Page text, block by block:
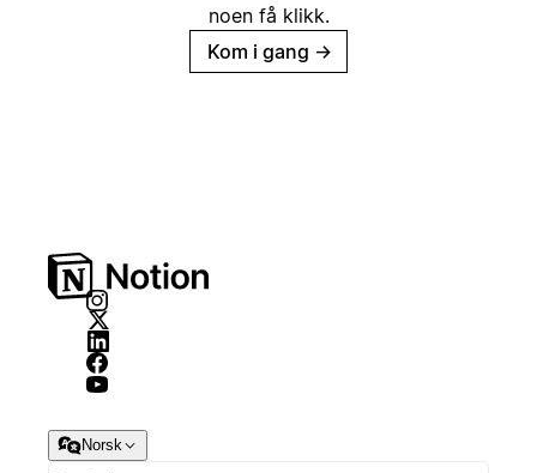
noen få klikk.
Kom i gang →
Norsk